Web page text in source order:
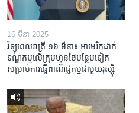
16 មីនា 2025
វិទ្យុពេលរាត្រី ១៦ មីនា៖ អាមេរិក​ដាក់​
ទណ្ឌកម្ម​លើ​ក្រុមហ៊ុន​ថៃ​បន្ថែម​ទៀត​
សម្រាប់​ការ​ធ្វើ​ពាណិជ្ជកម្ម​ជាមួយ​រុស្ស៊ី